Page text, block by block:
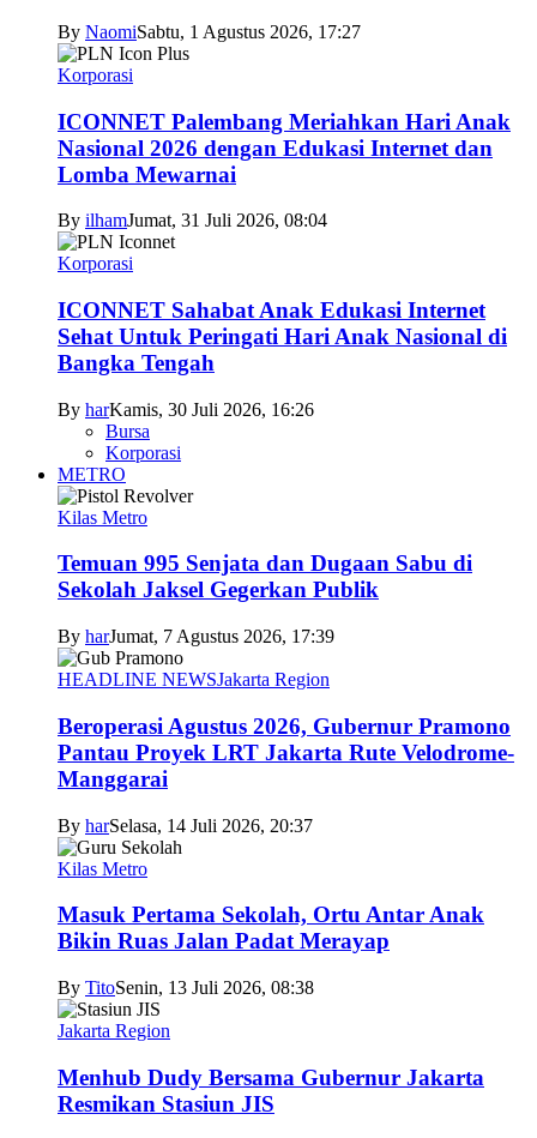
By NaomiSabtu, 1 Agustus 2026, 17:27
Korporasi
ICONNET Palembang Meriahkan Hari Anak
Nasional 2026 dengan Edukasi Internet dan
Lomba Mewarnai
By ilhamJumat, 31 Juli 2026, 08:04
Korporasi
ICONNET Sahabat Anak Edukasi Internet
Sehat Untuk Peringati Hari Anak Nasional di
Bangka Tengah
By harKamis, 30 Juli 2026, 16:26
Bursa
Korporasi
METRO
Kilas Metro
Temuan 995 Senjata dan Dugaan Sabu di
Sekolah Jaksel Gegerkan Publik
By harJumat, 7 Agustus 2026, 17:39
HEADLINE NEWSJakarta Region
Beroperasi Agustus 2026, Gubernur Pramono
Pantau Proyek LRT Jakarta Rute Velodrome-
Manggarai
By harSelasa, 14 Juli 2026, 20:37
Kilas Metro
Masuk Pertama Sekolah, Ortu Antar Anak
Bikin Ruas Jalan Padat Merayap
By TitoSenin, 13 Juli 2026, 08:38
Jakarta Region
Menhub Dudy Bersama Gubernur Jakarta
Resmikan Stasiun JIS